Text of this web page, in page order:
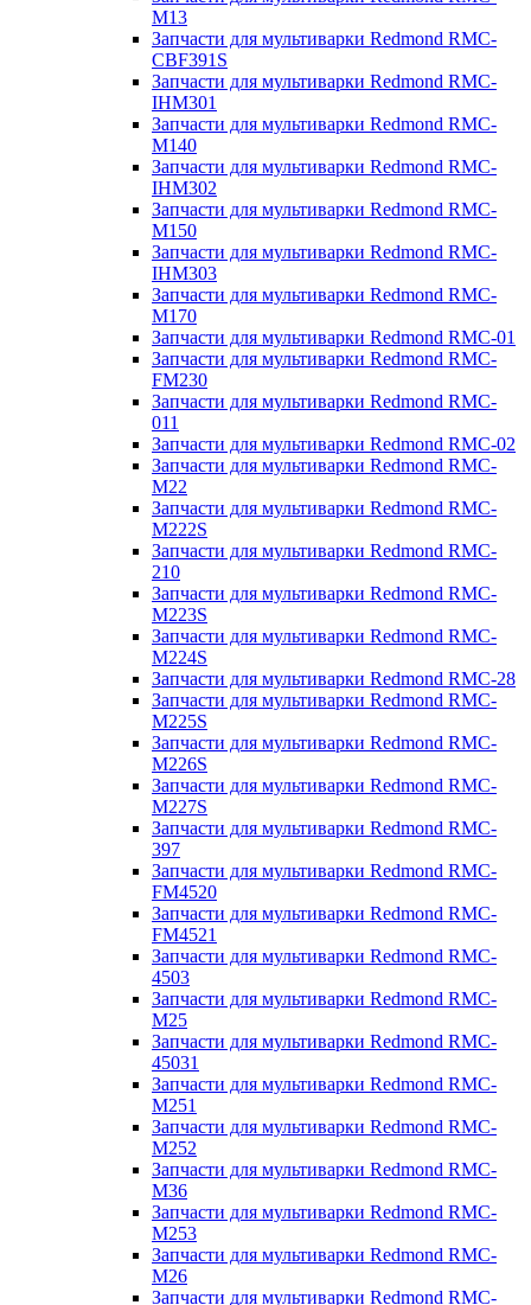
M13
Запчасти для мультиварки Redmond RMC-
CBF391S
Запчасти для мультиварки Redmond RMC-
IHM301
Запчасти для мультиварки Redmond RMC-
M140
Запчасти для мультиварки Redmond RMC-
IHM302
Запчасти для мультиварки Redmond RMC-
M150
Запчасти для мультиварки Redmond RMC-
IHM303
Запчасти для мультиварки Redmond RMC-
M170
Запчасти для мультиварки Redmond RMC-01
Запчасти для мультиварки Redmond RMC-
FM230
Запчасти для мультиварки Redmond RMC-
011
Запчасти для мультиварки Redmond RMC-02
Запчасти для мультиварки Redmond RMC-
M22
Запчасти для мультиварки Redmond RMC-
M222S
Запчасти для мультиварки Redmond RMC-
210
Запчасти для мультиварки Redmond RMC-
M223S
Запчасти для мультиварки Redmond RMC-
M224S
Запчасти для мультиварки Redmond RMC-28
Запчасти для мультиварки Redmond RMC-
M225S
Запчасти для мультиварки Redmond RMC-
M226S
Запчасти для мультиварки Redmond RMC-
M227S
Запчасти для мультиварки Redmond RMC-
397
Запчасти для мультиварки Redmond RMC-
FM4520
Запчасти для мультиварки Redmond RMC-
FM4521
Запчасти для мультиварки Redmond RMC-
4503
Запчасти для мультиварки Redmond RMC-
M25
Запчасти для мультиварки Redmond RMC-
45031
Запчасти для мультиварки Redmond RMC-
M251
Запчасти для мультиварки Redmond RMC-
M252
Запчасти для мультиварки Redmond RMC-
M36
Запчасти для мультиварки Redmond RMC-
M253
Запчасти для мультиварки Redmond RMC-
M26
Запчасти для мультиварки Redmond RMC-